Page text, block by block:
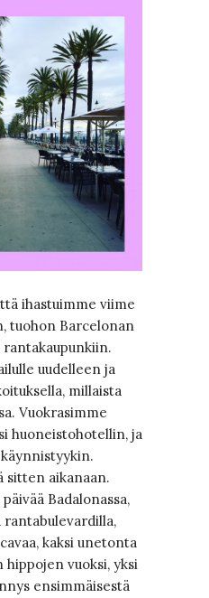
ihastuimme viime
tuohon Barcelonan
rantakaupunkiin.
uudelleen ja
millaista
Vuokrasimme
huoneistohotellin, ja
sitten aikanaan.
Badalonassa,
rantabulevardilla,
kaksi unetonta
vuoksi, yksi
ensimmäisestä